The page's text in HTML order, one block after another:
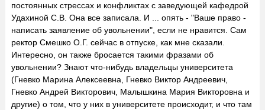
постоянных стрессах и конфликтах с заведующей кафедрой
Удахиной С.В. Она все записала. И ... опять - "Ваше право -
написать заявление об увольнении", если не нравится. Сам
ректор Смешко О.Г. сейчас в отпуске, как мне сказали.
Интересно, он также бросается такими фразами об
увольнении? Знают что-нибудь владельцы университета
(Гневко Марина Алексеевна, Гневко Виктор Андреевич,
Гневко Андрей Викторович, Малышкина Мария Викторовна и
другие) о том, что у них в университете происходит, и что там